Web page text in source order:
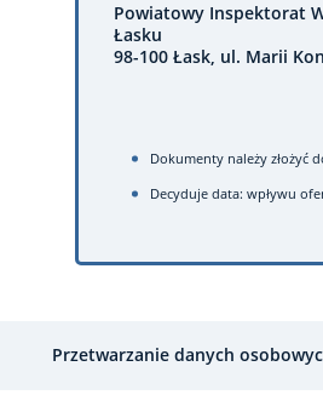
Powiatowy Inspektorat
Łasku
98-100 Łask, ul. Marii
Dokumenty należy złożyć
Decyduje data: wpływu
Przetwarzanie danych